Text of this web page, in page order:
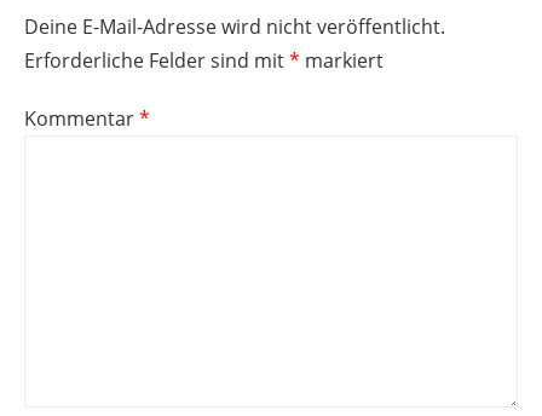
Deine E-Mail-Adresse wird nicht veröffentlicht.
Erforderliche Felder sind mit* markiert
Kommentar*